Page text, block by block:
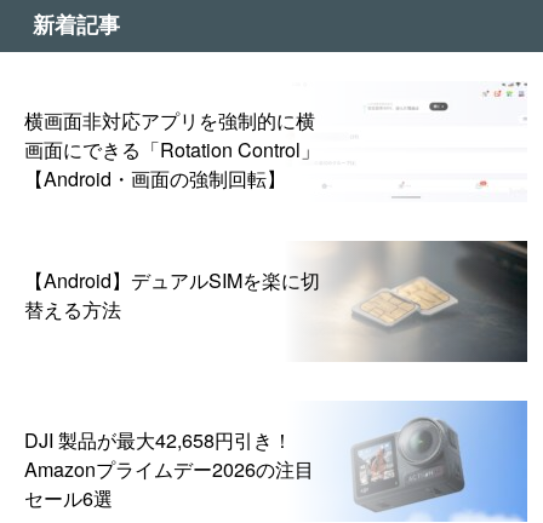
新着記事
横画面非対応アプリを強制的に横
画面にできる「Rotation Control」
【Android・画面の強制回転】
【Android】デュアルSIMを楽に切
替える方法
DJI 製品が最大42,658円引き！
Amazonプライムデー2026の注目
セール6選